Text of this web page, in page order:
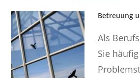
Betreuung
Als
Sie